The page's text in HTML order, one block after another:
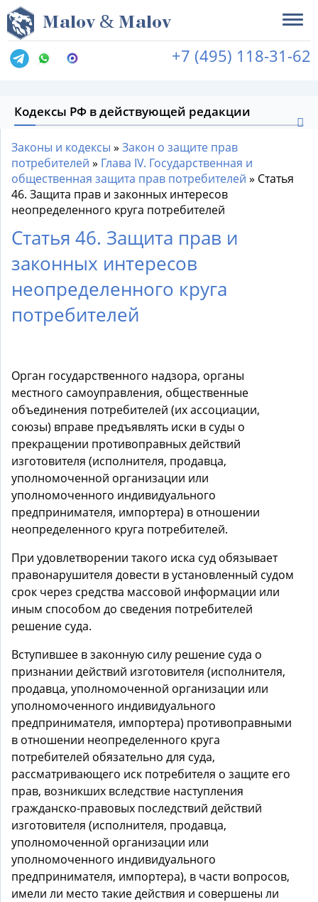
Malov & Malov
+7 (495) 118-31-62
Кодексы РФ в действующей редакции
Законы и кодексы » Закон о защите прав
потребителей » Глава IV. Государственная и
общественная защита прав потребителей » Статья
46. Защита прав и законных интересов
неопределенного круга потребителей
Статья 46. Защита прав и
законных интересов
неопределенного круга
потребителей
Орган государственного надзора, органы
местного самоуправления, общественные
объединения потребителей (их ассоциации,
союзы) вправе предъявлять иски в суды о
прекращении противоправных действий
изготовителя (исполнителя, продавца,
уполномоченной организации или
уполномоченного индивидуального
предпринимателя, импортера) в отношении
неопределенного круга потребителей.
При удовлетворении такого иска суд обязывает
правонарушителя довести в установленный судом
срок через средства массовой информации или
иным способом до сведения потребителей
решение суда.
Вступившее в законную силу решение суда о
признании действий изготовителя (исполнителя,
продавца, уполномоченной организации или
уполномоченного индивидуального
предпринимателя, импортера) противоправными
в отношении неопределенного круга
потребителей обязательно для суда,
рассматривающего иск потребителя о защите его
прав, возникших вследствие наступления
гражданско-правовых последствий действий
изготовителя (исполнителя, продавца,
уполномоченной организации или
уполномоченного индивидуального
предпринимателя, импортера), в части вопросов,
имели ли место такие действия и совершены ли